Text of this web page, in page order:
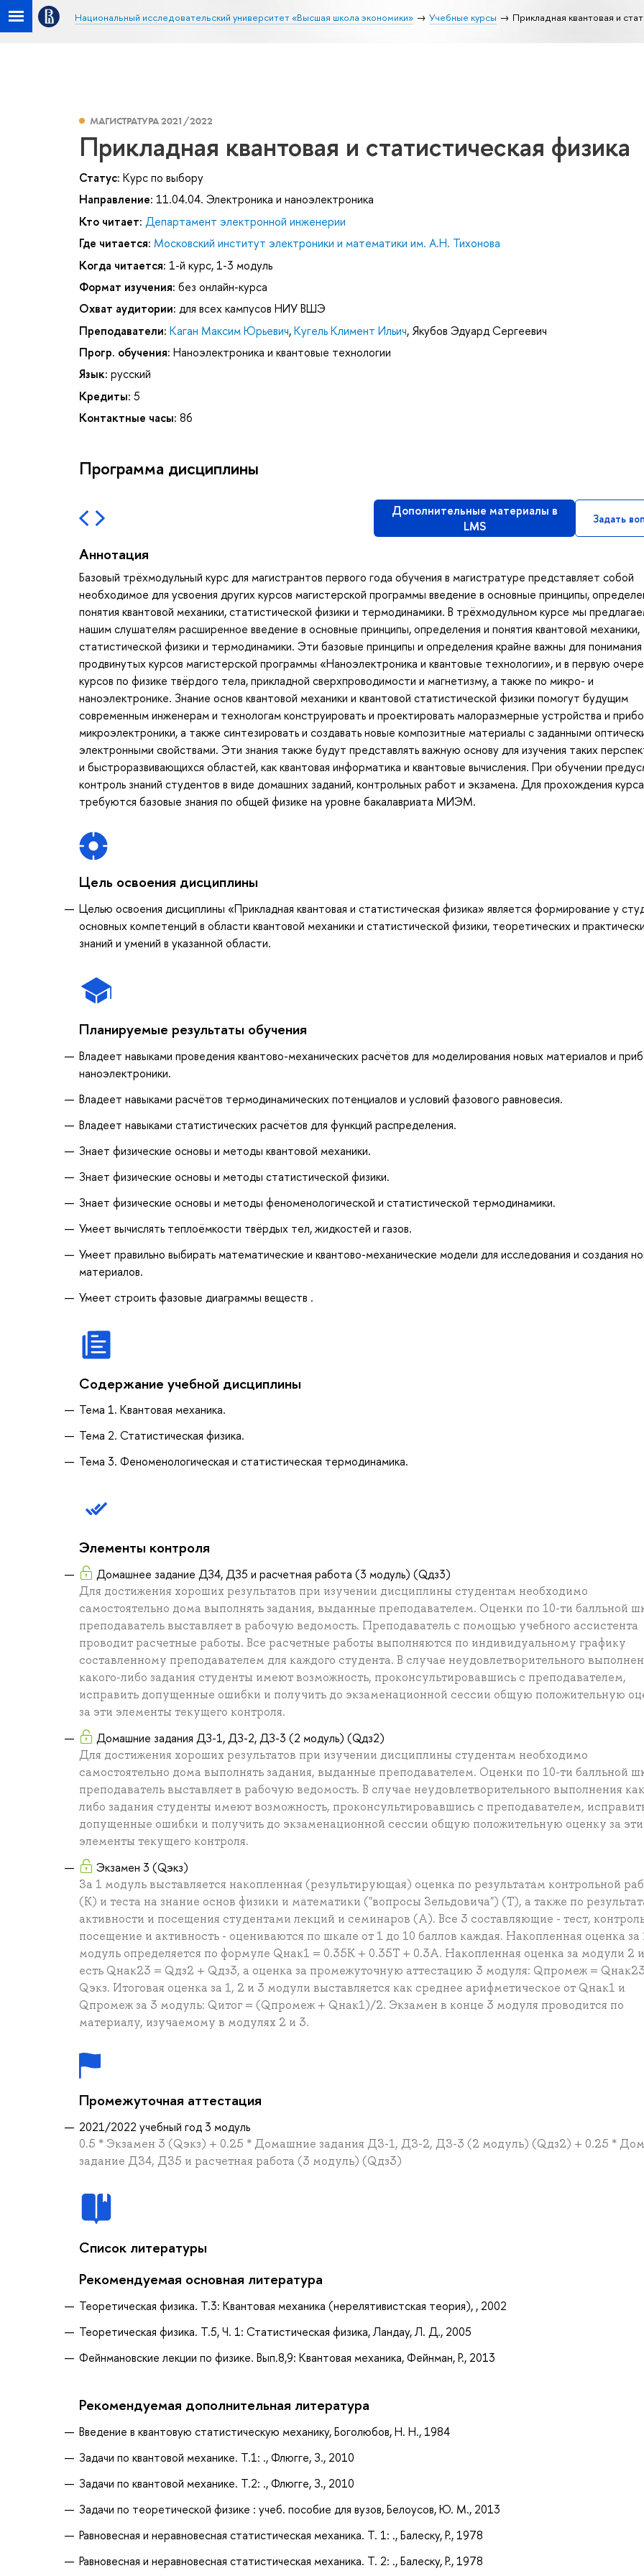
Национальный исследовательский университет «Высшая школа экономики» Учебные курсы Прикладная квантовая и
МАГИСТРАТУРА 2021/2022
Прикладная квантовая и статистическая физика
Статус: Курс по выбору
Направление: 11.04.04. Электроника и наноэлектроника
Кто читает: Департамент электронной инженерии
Где читается: Московский институт электроники и математики им. А.Н. Тихонова
Когда читается: 1-й курс, 1-3 модуль
Формат изучения: без онлайн-курса
Охват аудитории: для всех кампусов НИУ ВШЭ
Преподаватели: Каган Максим Юрьевич,Кугель Климент Ильич, Якубов Эдуард Сергеевич
Прогр. обучения: Наноэлектроника и квантовые технологии
Язык: русский
Кредиты: 5
Контактные часы: 86
Программа дисциплины
Дополнительные материалы в
LMS
Задать
Аннотация
Базовый трёхмодульный курс для магистрантов первого года обучения в магистратуре представляет собой
необходимое для усвоения других курсов магистерской программы введение в основные принципы,
понятия квантовой механики, статистической физики и термодинамики. В трёхмодульном курсе мы
нашим слушателям расширенное введение в основные принципы, определения и понятия квантовой механики,
статистической физики и термодинамики. Эти базовые принципы и определения крайне важны для
продвинутых курсов магистерской программы «Наноэлектроника и квантовые технологии», и в первую
курсов по физике твёрдого тела, прикладной сверхпроводимости и магнетизму, а также по микро- и
наноэлектронике. Знание основ квантовой механики и квантовой статистической физики помогут будущим
современным инженерам и технологам конструировать и проектировать малоразмерные устройства и
микроэлектроники, а также синтезировать и создавать новые композитные материалы с заданными
электронными свойствами. Эти знания также будут представлять важную основу для изучения таких
и быстроразвивающихся областей, как квантовая информатика и квантовые вычисления. При обучении
контроль знаний студентов в виде домашних заданий, контрольных работ и экзамена. Для прохождения курса
требуются базовые знания по общей физике на уровне бакалавриата МИЭМ.
Цель освоения дисциплины
Целью освоения дисциплины «Прикладная квантовая и статистическая физика» является формирование у
основных компетенций в области квантовой механики и статистической физики, теоретических и
знаний и умений в указанной области.
Планируемые результаты обучения
Владеет навыками проведения квантово-механических расчётов для моделирования новых материалов и
наноэлектроники.
Владеет навыками расчётов термодинамических потенциалов и условий фазового равновесия.
Владеет навыками статистических расчётов для функций распределения.
Знает физические основы и методы квантовой механики.
Знает физические основы и методы статистической физики.
Знает физические основы и методы феноменологической и статистической термодинамики.
Умеет вычислять теплоёмкости твёрдых тел, жидкостей и газов.
Умеет правильно выбирать математические и квантово-механические модели для исследования и создания
материалов.
Умеет строить фазовые диаграммы веществ .
Содержание учебной дисциплины
Тема 1. Квантовая механика.
Тема 2. Статистическая физика.
Тема 3. Феноменологическая и статистическая термодинамика.
Элементы контроля
Домашнее задание ДЗ4, ДЗ5 и расчетная работа (3 модуль) (Qдз3)
Для достижения хороших результатов при изучении дисциплины студентам необходимо
самостоятельно дома выполнять задания, выданные преподавателем. Оценки по 10-ти балльной
преподаватель выставляет в рабочую ведомость. Преподаватель с помощью учебного ассистента
проводит расчетные работы. Все расчетные работы выполняются по индивидуальному графику
составленному преподавателем для каждого студента. В случае неудовлетворительного
какого-либо задания студенты имеют возможность, проконсультировавшись с преподавателем,
исправить допущенные ошибки и получить до экзаменационной сессии общую положительную
за эти элементы текущего контроля.
Домашние задания ДЗ-1, ДЗ-2, ДЗ-3 (2 модуль) (Qдз2)
Для достижения хороших результатов при изучении дисциплины студентам необходимо
самостоятельно дома выполнять задания, выданные преподавателем. Оценки по 10-ти балльной
преподаватель выставляет в рабочую ведомость. В случае неудовлетворительного выполнения
либо задания студенты имеют возможность, проконсультировавшись с преподавателем,
допущенные ошибки и получить до экзаменационной сессии общую положительную оценку за эти
элементы текущего контроля.
Экзамен 3 (Qэкз)
За 1 модуль выставляется накопленная (результирующая) оценка по результатам контрольной
(К) и теста на знание основ физики и математики ("вопросы Зельдовича") (Т), а также по
активности и посещения студентами лекций и семинаров (А). Все 3 составляющие - тест,
посещение и активность - оцениваются по шкале от 1 до 10 баллов каждая. Накопленная оценка за
модуль определяется по формуле Qнак1 = 0.35К + 0.35Т + 0.3А. Накопленная оценка за модули 2
есть Qнак23 = Qдз2 + Qдз3, а оценка за промежуточную аттестацию 3 модуля: Qпромеж =
Qэкз. Итоговая оценка за 1, 2 и 3 модули выставляется как среднее арифметическое от Qнак1 и
Qпромеж за 3 модуль: Qитог = (Qпромеж + Qнак1)/2. Экзамен в конце 3 модуля проводится по
материалу, изучаемому в модулях 2 и 3.
Промежуточная аттестация
2021/2022 учебный год 3 модуль
0.5 * Экзамен 3 (Qэкз) + 0.25 * Домашние задания ДЗ-1, ДЗ-2, ДЗ-3 (2 модуль) (Qдз2) + 0.25 *
задание ДЗ4, ДЗ5 и расчетная работа (3 модуль) (Qдз3)
Список литературы
Рекомендуемая основная литература
Теоретическая физика. Т.3: Квантовая механика (нерелятивистская теория), , 2002
Теоретическая физика. Т.5, Ч. 1: Статистическая физика, Ландау, Л. Д., 2005
Фейнмановские лекции по физике. Вып.8,9: Квантовая механика, Фейнман, Р., 2013
Рекомендуемая дополнительная литература
Введение в квантовую статистическую механику, Боголюбов, Н. Н., 1984
Задачи по квантовой механике. Т.1: ., Флюгге, З., 2010
Задачи по квантовой механике. Т.2: ., Флюгге, З., 2010
Задачи по теоретической физике : учеб. пособие для вузов, Белоусов, Ю. М., 2013
Равновесная и неравновесная статистическая механика. Т. 1: ., Балеску, Р., 1978
Равновесная и неравновесная статистическая механика. Т. 2: ., Балеску, Р., 1978